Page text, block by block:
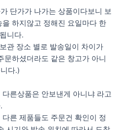
단가가 나가는 상품이다보니 보
하지않고 정해진 요일마다 한
니다.
관 장소 별로 발송일이 차이가
문하셨더라도 같은 창고가 아니
다.)
른상품은 안보낸게 아니냐 라고
른 제품들도 주문건 확인이 정